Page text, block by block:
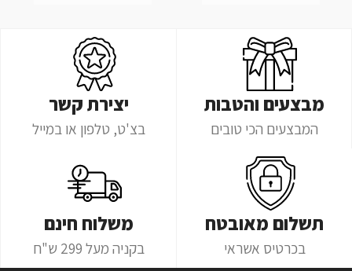
מבצעים והטבות
המבצעים הכי טובים
יצירת קשר
בצ'ט, טלפון או במייל
תשלום מאובטח
בכרטיס אשראי
משלוח חינם
בקניה מעל 299 ש"ח